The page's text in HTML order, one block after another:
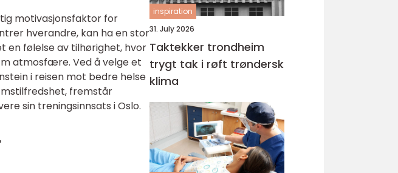
motivasjonsfaktor for
hverandre, kan ha en stor
en følelse av tilhørighet, hvor
atmosfære. Ved å velge et
i reisen mot bedre helse
fremstår
sin treningsinnsats i Oslo.
inspiration
31. July 2026
Taktekker trondheim
trygt tak i røft trøndersk
klima